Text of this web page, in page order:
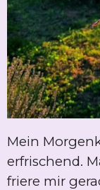
Mein
erfrischend.
friere mir